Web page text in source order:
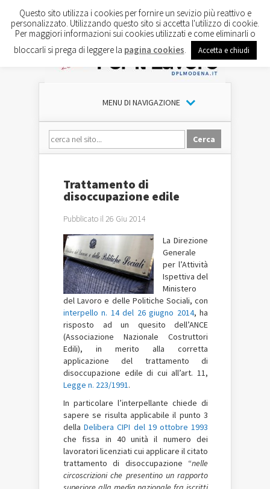
MENU DI NAVIGAZIONE
Trattamento di
disoccupazione edile
Pubblicato il 26 Giu 2014
La Direzione
Generale
per l’Attività
Ispettiva del
Ministero
del Lavoro e delle Politiche Sociali, con
interpello n. 14 del 26 giugno 2014, ha
risposto ad un quesito dell’ANCE
(Associazione Nazionale Costruttori
Edili), in merito alla corretta
applicazione del trattamento di
disoccupazione edile di cui all’art. 11,
Legge n. 223/1991.
In particolare l’interpellante chiede di
sapere se risulta applicabile il punto 3
dellaDelibera CIPI del 19 ottobre 1993
che fissa in 40 unità il numero dei
lavoratori licenziati cui applicare il citato
trattamento di disoccupazione “nelle
circoscrizioni che presentino un rapporto
Questo sito utilizza i cookies per fornire un sevizio più reattivo e
personalizzato. Utilizzando questo sito si accetta l'utilizzo di cookie.
Per maggiori informazioni sui cookies utilizzati e come eliminarli o
bloccarli si prega di leggere la pagina cookies Accetta e chiudi